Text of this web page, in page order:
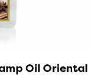
Oil Oriental